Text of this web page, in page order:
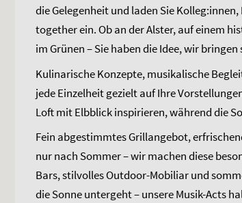
die Gelegenheit und laden Sie
together ein. Ob an der Alster, auf einem
im Grünen – Sie haben die Idee, wir
Kulinarische Konzepte, musikalische
jede Einzelheit gezielt auf Ihre
Loft mit Elbblick inspirieren, während die
Fein abgestimmtes Grillangebot,
nur nach Sommer – wir machen diese
Bars, stilvolles Outdoor-Mobiliar und
die Sonne untergeht – unsere Musik-Acts